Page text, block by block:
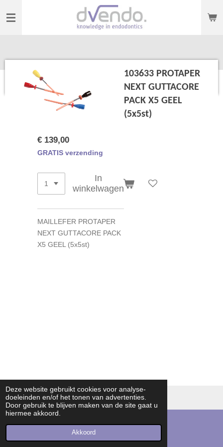
Deze website gebruikt cookies voor analyse-
doeleinden en/of het tonen van advertenties.
Door gebruik te blijven maken van de site gaat u
hiermee akkoord.
Akkoord
direct
103633 PROTAPER
NEXT GUTTACORE
PACK X5 GEEL
(5x5st)
€ 139,00
GRATIS verzending
In
winkelwagen
MAILLEFER PROTAPER
NEXT GUTTACORE PACK
X5 GEEL (5x5st)
© 2016 - 2026 dvendo | knowledge in endodontics
E-mailadres